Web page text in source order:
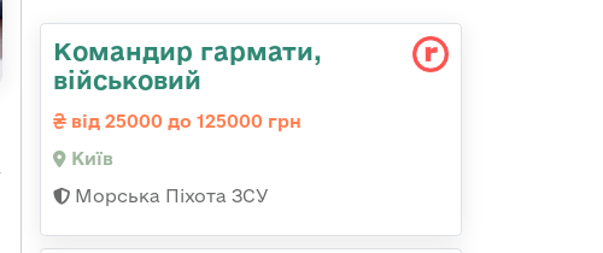
Командиp гаpмати,
військовий
від 25000 до 125000 грн
Київ
Морська Піхота ЗСУ